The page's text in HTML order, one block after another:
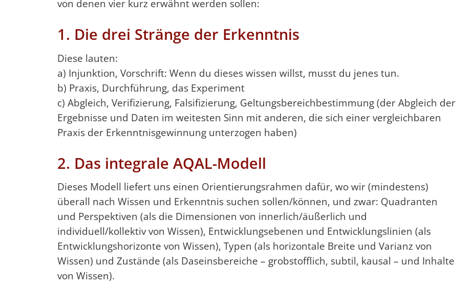
von denen vier kurz erwähnt werden sollen:
1. Die drei Stränge der Erkenntnis
Diese lauten:
a) Injunktion, Vorschrift: Wenn du dieses wissen willst, musst du jenes tun.
b) Praxis, Durchführung, das Experiment
c) Abgleich, Verifizierung, Falsifizierung, Geltungsbereichbestimmung (der Abgleich der
Ergebnisse und Daten im weitesten Sinn mit anderen, die sich einer vergleichbaren
Praxis der Erkenntnisgewinnung unterzogen haben)
2. Das integrale AQAL-Modell
Dieses Modell liefert uns einen Orientierungsrahmen dafür, wo wir (mindestens)
überall nach Wissen und Erkenntnis suchen sollen/können, und zwar: Quadranten
und Perspektiven (als die Dimensionen von innerlich/äußerlich und
individuell/kollektiv von Wissen), Entwicklungsebenen und Entwicklungslinien (als
Entwicklungshorizonte von Wissen), Typen (als horizontale Breite und Varianz von
Wissen) und Zustände (als Daseinsbereiche – grobstofflich, subtil, kausal – und Inhalte
von Wissen).